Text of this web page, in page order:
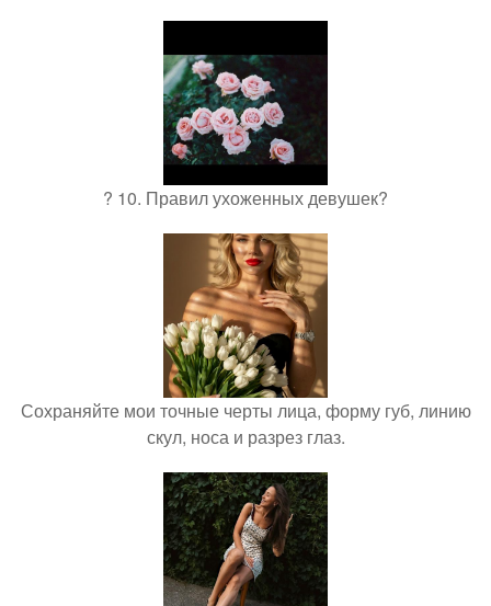
? 10. Правил ухоженных девушек?
Сохраняйте мои точные черты лица, форму губ, линию
скул, носа и разрез глаз.